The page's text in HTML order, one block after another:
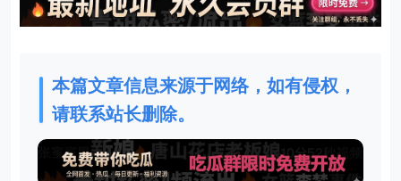
本篇文章信息来源于网络，如有侵权，
请联系站长删除。